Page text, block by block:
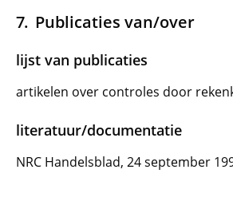
Publicaties van/over
lijst van publicaties
artikelen over controles door
literatuur/documentatie
NRC Handelsblad, 24 september